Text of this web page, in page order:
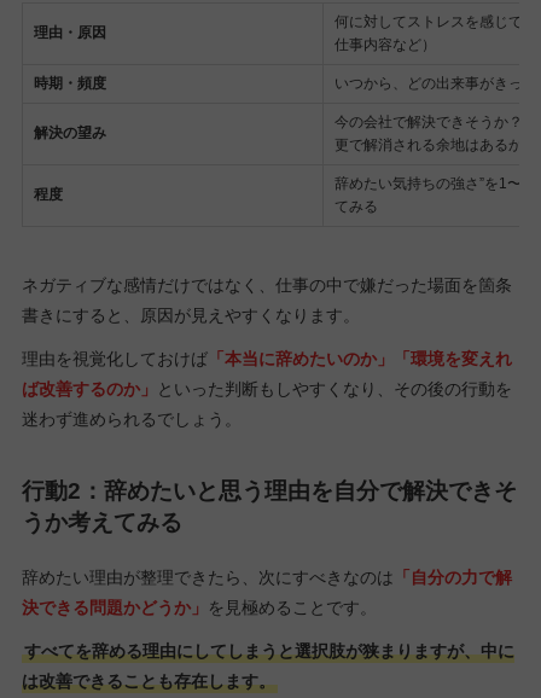
理由・原因
何に対してストレスを感じて
仕事内容など）
時期・頻度 いつから、どの出来事がきっか
解決の望み
今の会社で解決できそうか？
更で解消される余地はあるか？
程度
辞めたい気持ちの強さ”を1〜
てみる
ネガティブな感情だけではなく、仕事の中で嫌だった場面を箇条
書きにすると、原因が見えやすくなります。
理由を視覚化しておけば「本当に辞めたいのか」「環境を変えれ
ば改善するのか」
といった判断もしやすくなり、その後の行動を
迷わず進められるでしょう。
行動2：辞めたいと思う理由を自分で解決できそ
うか考えてみる
辞めたい理由が整理できたら、次にすべきなのは 「自分の力で解
決できる問題かどうか」
を見極めることです。
すべてを辞める理由にしてしまうと選択肢が狭まりますが、中に
は改善できることも存在します。